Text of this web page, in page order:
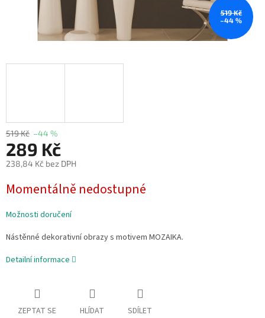
519 Kč
–44 %
519 Kč –44 %
289 Kč
238,84 Kč bez DPH
cena:
Momentálně nedostupné
Možnosti doručení
Nástěnné dekorativní obrazy s motivem MOZAIKA.
Detailní informace
ZEPTAT SE HLÍDAT SDÍLET